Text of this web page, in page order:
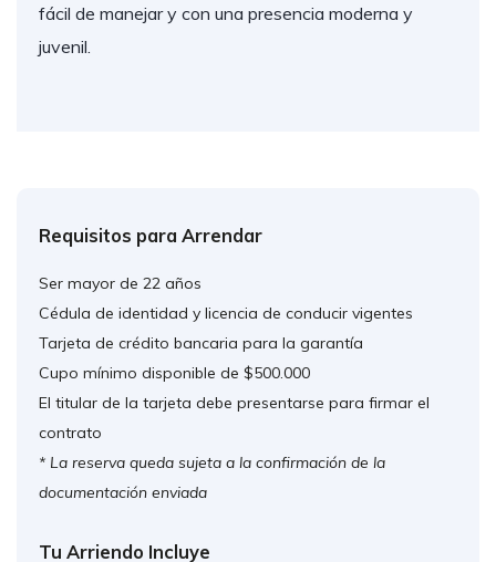
fácil de manejar y con una presencia moderna y
juvenil.
Requisitos para Arrendar
Ser mayor de 22 años
Cédula de identidad y licencia de conducir vigentes
Tarjeta de crédito bancaria para la garantía
Cupo mínimo disponible de $500.000
El titular de la tarjeta debe presentarse para firmar el
contrato
* La reserva queda sujeta a la confirmación de la
documentación enviada
Tu Arriendo Incluye